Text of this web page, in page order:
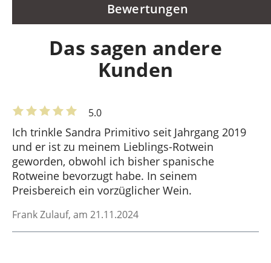
Bewertungen
Das sagen andere
Kunden
5.0
Ich trinkle Sandra Primitivo seit Jahrgang 2019
und er ist zu meinem Lieblings-Rotwein
geworden, obwohl ich bisher spanische
Rotweine bevorzugt habe. In seinem
Preisbereich ein vorzüglicher Wein.
Frank Zulauf, am 21.11.2024